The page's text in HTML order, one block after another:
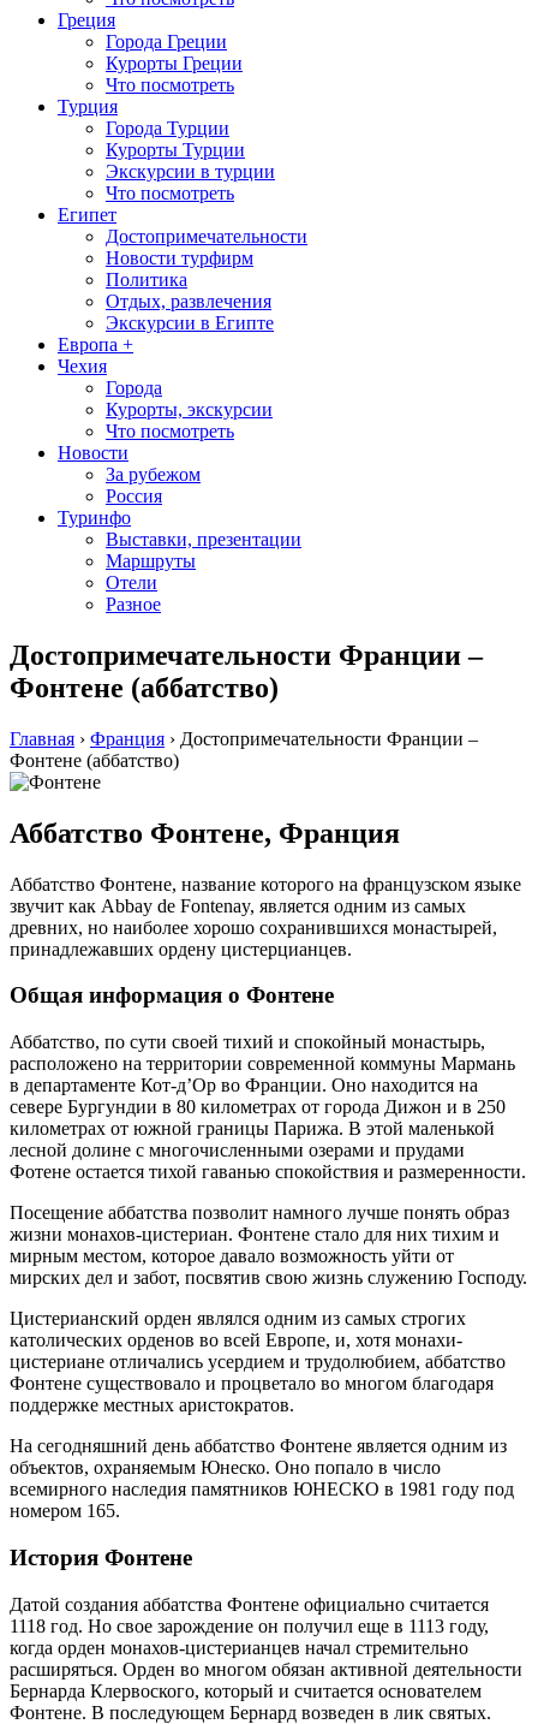
Греция
Города Греции
Курорты Греции
Что посмотреть
Турция
Города Турции
Курорты Турции
Экскурсии в турции
Что посмотреть
Египет
Достопримечательности
Новости турфирм
Политика
Отдых, развлечения
Экскурсии в Египте
Европа +
Чехия
Города
Курорты, экскурсии
Что посмотреть
Новости
За рубежом
Россия
Туринфо
Выставки, презентации
Маршруты
Отели
Разное
Достопримечательности Франции –
Фонтене (аббатство)
Главная › Франция › Достопримечательности Франции –
Фонтене (аббатство)
Аббатство Фонтене, Франция
Аббатство Фонтене, название которого на французском языке
звучит как Abbay de Fontenay, является одним из самых
древних, но наиболее хорошо сохранившихся монастырей,
принадлежавших ордену цистерцианцев.
Общая информация о Фонтене
Аббатство, по сути своей тихий и спокойный монастырь,
расположено на территории современной коммуны Мармань
в департаменте Кот-д’Ор во Франции. Оно находится на
севере Бургундии в 80 километрах от города Дижон и в 250
километрах от южной границы Парижа. В этой маленькой
лесной долине с многочисленными озерами и прудами
Фотене остается тихой гаванью спокойствия и размеренности.
Посещение аббатства позволит намного лучше понять образ
жизни монахов-цистериан. Фонтене стало для них тихим и
мирным местом, которое давало возможность уйти от
мирских дел и забот, посвятив свою жизнь служению Господу.
Цистерианский орден являлся одним из самых строгих
католических орденов во всей Европе, и, хотя монахи-
цистериане отличались усердием и трудолюбием, аббатство
Фонтене существовало и процветало во многом благодаря
поддержке местных аристократов.
На сегодняшний день аббатство Фонтене является одним из
объектов, охраняемым Юнеско. Оно попало в число
всемирного наследия памятников ЮНЕСКО в 1981 году под
номером 165.
История Фонтене
Датой создания аббатства Фонтене официально считается
1118 год. Но свое зарождение он получил еще в 1113 году,
когда орден монахов-цистерианцев начал стремительно
расширяться. Орден во многом обязан активной деятельности
Бернарда Клервоского, который и считается основателем
Фонтене. В последующем Бернард возведен в лик святых.